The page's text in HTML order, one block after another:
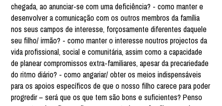
chegada, ao anunciar-se com uma deficiência? - como manter e
desenvolver a comunicação com os outros membros da família
nos seus campos de interesse, forçosamente diferentes daquele
seu filho/ irmão? - como manter o interesse noutros projectos da
vida profissional, social e comunitária, assim como a capacidade
de planear compromissos extra-familiares, apesar da precariedade
do ritmo diário? - como angariar/ obter os meios indispensáveis
para os apoios específicos de que o nosso filho carece para poder
progredir – será que os que tem são bons e suficientes? Penso